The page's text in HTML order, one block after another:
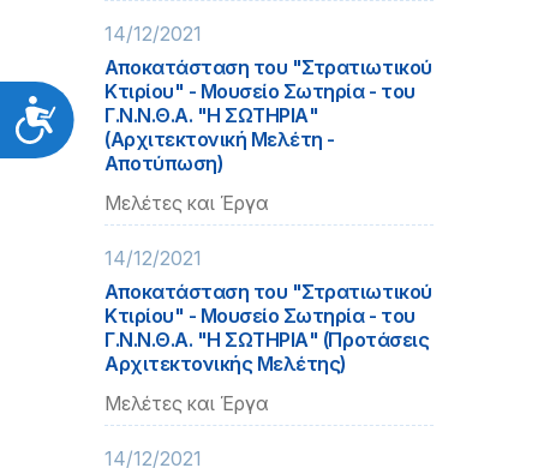
Προσιτότητα
14/12/2021
Αποκατάσταση του "Στρατιωτικού
Κτιρίου" - Μουσείο Σωτηρία - του
Γ.Ν.Ν.Θ.Α. "Η ΣΩΤΗΡΙΑ"
(Αρχιτεκτονική Μελέτη -
Αποτύπωση)
Μελέτες και Έργα
14/12/2021
Αποκατάσταση του "Στρατιωτικού
Κτιρίου" - Μουσείο Σωτηρία - του
Γ.Ν.Ν.Θ.Α. "Η ΣΩΤΗΡΙΑ" (Προτάσεις
Αρχιτεκτονικής Μελέτης)
Μελέτες και Έργα
14/12/2021